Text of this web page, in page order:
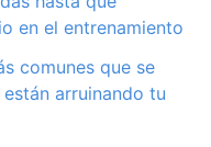
en el entrenamiento
comunes que se
arruinando tu